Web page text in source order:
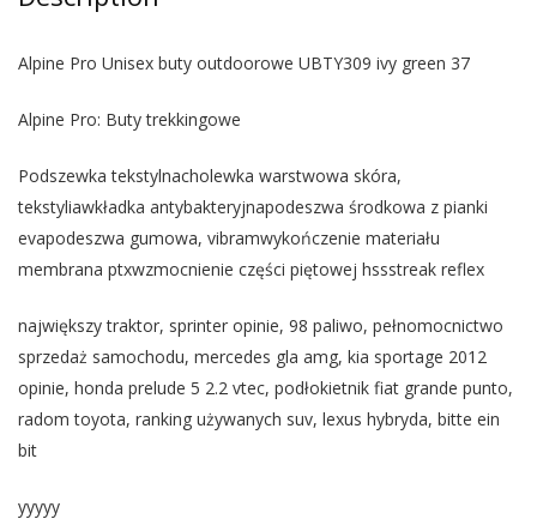
Alpine Pro Unisex buty outdoorowe UBTY309 ivy green 37
Alpine Pro: Buty trekkingowe
Podszewka tekstylnacholewka warstwowa skóra,
tekstyliawkładka antybakteryjnapodeszwa środkowa z pianki
evapodeszwa gumowa, vibramwykończenie materiału
membrana ptxwzmocnienie części piętowej hssstreak reflex
największy traktor, sprinter opinie, 98 paliwo, pełnomocnictwo
sprzedaż samochodu, mercedes gla amg, kia sportage 2012
opinie, honda prelude 5 2.2 vtec, podłokietnik fiat grande punto,
radom toyota, ranking używanych suv, lexus hybryda, bitte ein
bit
yyyyy